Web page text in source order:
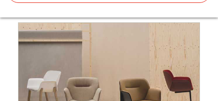
una apuesta segura